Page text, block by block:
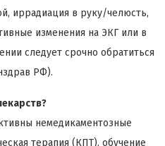
иррадиация в руку/челюсть,
изменения на ЭКГ или в
следует срочно обратиться
РФ).
немедикаментозные
терапия (КПТ), обучение